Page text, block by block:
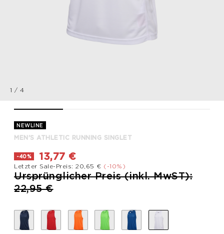
1 / 4
NEWLINE
MEN'S ATHLETIC RUNNING SINGLET
-40% 13,77 €
Letzter Sale-Preis: 20,65 € (-10%)
Preis reduziert von
Ursprünglicher Preis (inkl. MwST):
22,95 €bis